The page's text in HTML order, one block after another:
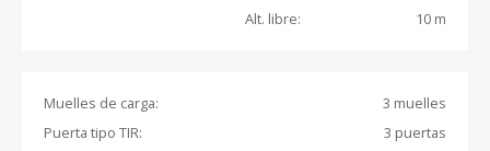
Alt. libre:
10 m
Muelles de carga:
3 muelles
Puerta tipo TIR:
3 puertas